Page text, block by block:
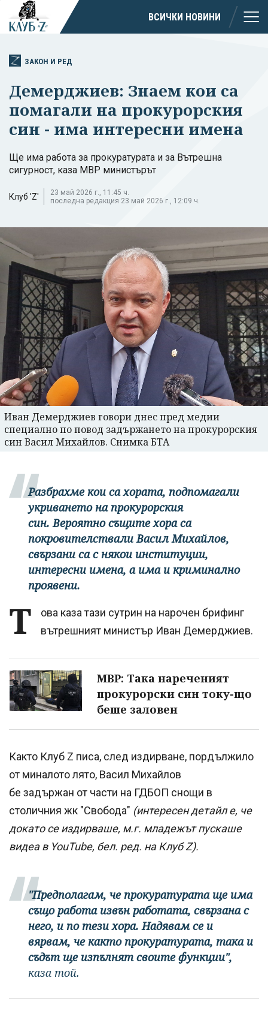
ВСИЧКИ НОВИНИ
ЗАКОН И РЕД
Демерджиев: Знаем кои са
помагали на прокурорския
син - има интересни имена
Ще има работа за прокуратурата и за Вътрешна
сигурност, каза МВР министърът
Клуб 'Z'
23 май 2026 г., 11:45 ч.
последна редакция 23 май 2026 г., 12:09 ч.
Иван Демерджиев говори днес пред медии
специално по повод задържането на прокурорския
син Васил Михайлов. Снимка БТА
Разбрахме кои са хората, подпомагали
укриването на прокурорския
син. Вероятно същите хора са
покровителствали Васил Михайлов,
свързани са с някои институции,
интересни имена, а има и криминално
проявени.
Т
ова каза тази сутрин на нарочен брифинг
вътрешният министър Иван Демерджиев.
МВР: Така нареченият
прокурорски син току-що
беше заловен
Както Клуб Z писа, след издирване, пордължило
от миналото лято, Васил Михайлов
бе задържан от части на ГДБОП снощи в
столичния жк "Свобода" (интересен детайл е, че
докато се издирваше, м.г. младежът пускаше
видеа в YouTube, бел. ред. на Клуб Z).
"Предполагам, че прокуратурата ще има
също работа извън работата, свързана с
него, и по тези хора. Надявам се и
вярвам, че както прокуратурата, така и
съдът ще изпълнят своите функции",
каза той.